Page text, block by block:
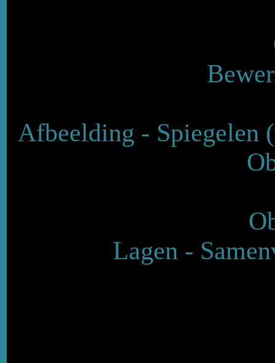
Afbeelding - Spiegelen
Lagen -